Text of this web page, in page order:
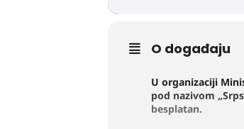
O događaju
U organizaciji
pod nazivom
besplatan.